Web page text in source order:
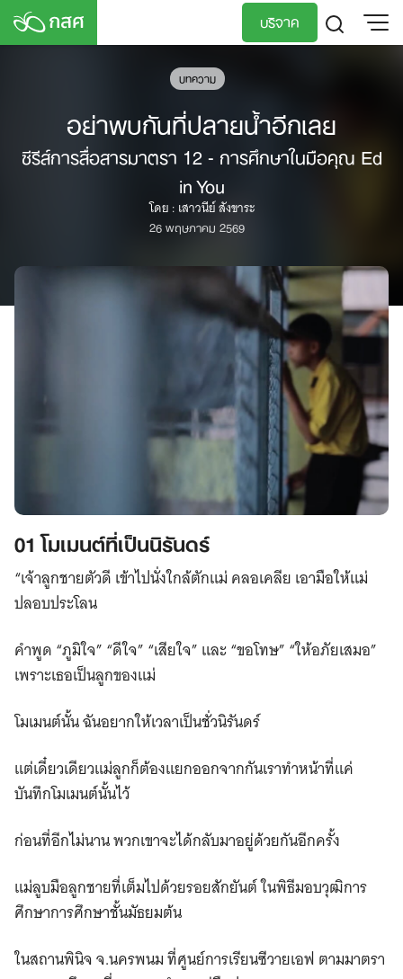
Skip
บริจาค
บทความ
อย่าพบกันที่ปลายน้ำอีกเลย
ซีรีส์การสื่อสารมาตรา 12 - การศึกษาในมือคุณ Ed
in You
โดย : เสาวนีย์ สังขาระ
26 พฤษภาคม 2569
01 โมเมนต์ที่เป็นนิรันดร์​
“เจ้าลูกชายตัวดี เข้าไปนั่งใกล้ตักแม่ คลอเคลีย เอามือให้แม่
ปลอบประโลน
คำพูด “ภูมิใจ” “ดีใจ” “เสียใจ” และ “ขอโทษ” “ให้อภัยเสมอ”
เพราะเธอเป็นลูกของแม่
โมเมนต์นั้น ฉันอยากให้เวลาเป็นชั่วนิรันดร์
แต่เดี๋ยวเดียวแม่ลูกก็ต้องแยกออกจากกันเราทำหน้าที่แค่
บันทึกโมเมนต์นั้นไว้
ก่อนที่อีกไม่นาน พวกเขาจะได้กลับมาอยู่ด้วยกันอีกครั้ง
แม่ลูบมือลูกชายที่เต็มไปด้วยรอยสักยันต์ ในพิธีมอบวุฒิการ
ศึกษาการศึกษาชั้นมัธยมต้น
ในสถานพินิจ จ.นครพนม ที่ศูนย์การเรียนซีวายเอฟ ตามมาตรา